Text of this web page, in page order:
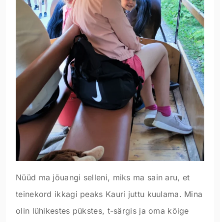
Nüüd ma jõuangi selleni, miks ma sain aru, et
teinekord ikkagi peaks Kauri juttu kuulama. Mina
olin lühikestes pükstes, t-särgis ja oma kõige